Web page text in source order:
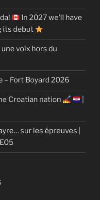
In 2027 we’ll have
its debut
une voix hors du
– Fort Boyard 2026
Croatian nation
sur les épreuves |